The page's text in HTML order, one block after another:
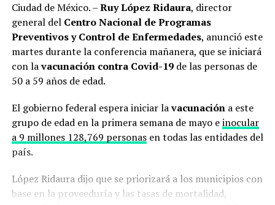
Ciudad de México. –Ruy López Ridaura, director
general del Centro Nacional de Programas
Preventivos y Control de Enfermedades, anunció este
martes durante la conferencia mañanera, que se iniciará
con lavacunación contra Covid-19de las personas de
50 a 59 años de edad.
El gobierno federal espera iniciar lavacunacióna este
grupo de edad en la primera semana de mayo einocular
a 9 millones 128,769 personasen todas las entidades del
país.
López Ridaura dijo que se priorizará a los municipios con
base en la proveeduría y las tasas de mortalidad,